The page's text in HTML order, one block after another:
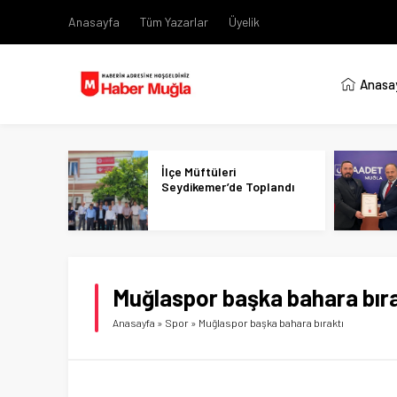
Anasayfa Tüm Yazarlar Üyelik
İlçe Müftüleri
Seydikemer’de Toplandı
Muğlaspor başka bahara
Anasayfa » Spor » Muğlaspor başka bahara bıraktı